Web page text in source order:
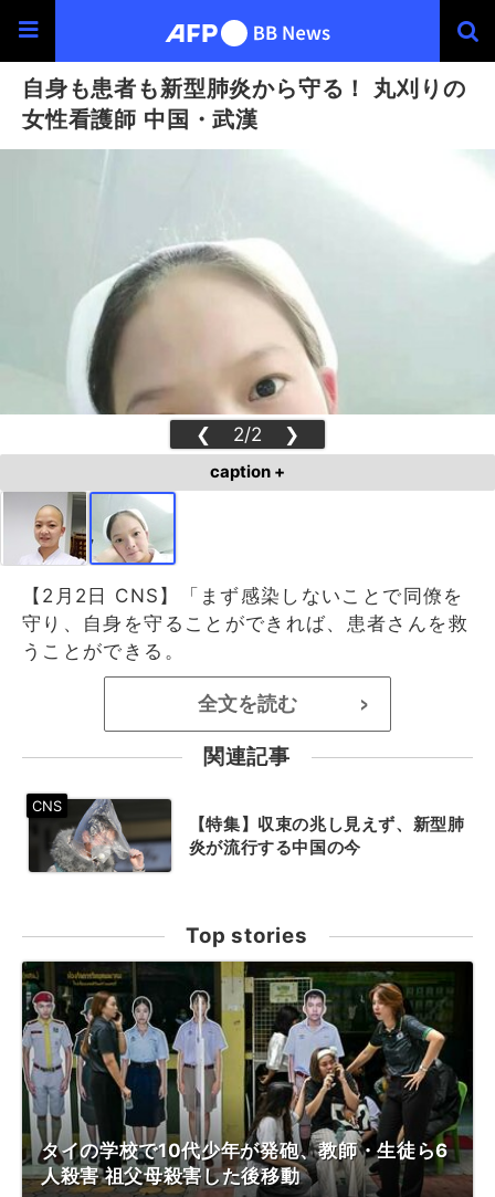
自身も患者も新型肺炎から守る！ 丸刈りの
女性看護師 中国・武漢
❮ 2/2 ❯
caption +
【2月2日 CNS】「まず感染しないことで同僚を
守り、自身を守ることができれば、患者さんを救
うことができる。
全文を読む >
関連記事
【特集】収束の兆し見えず、新型肺
炎が流行する中国の今
Top stories
タイの学校で10代少年が発砲、教師・生徒ら6
人殺害 祖父母殺害した後移動